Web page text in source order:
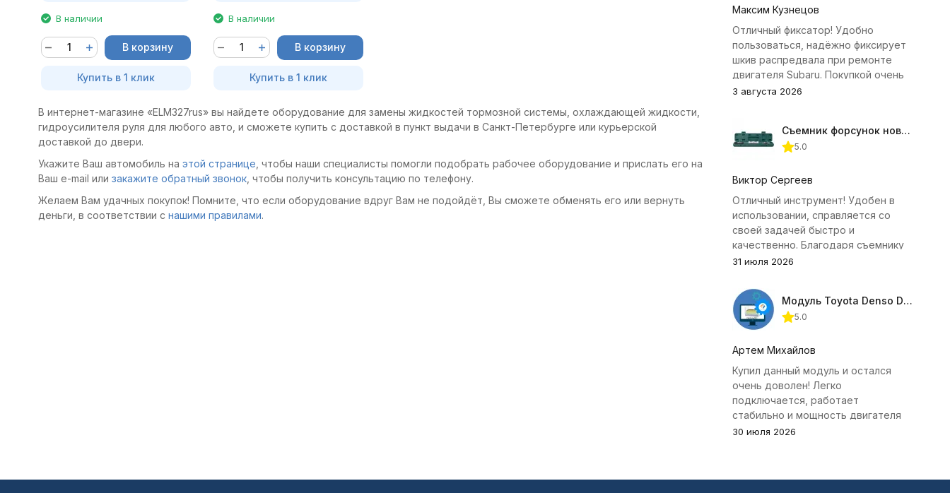
В наличии
В корзину
Купить в 1 клик
В наличии
В корзину
Купить в 1 клик
В интернет-магазине «ELM327rus» вы найдете оборудование для замены жидкостей тормозной системы, охлаждающей жидкости,
гидроусилителя руля для любого авто, и сможете купить с доставкой в пункт выдачи в Санкт-Петербурге или курьерской
доставкой до двери.
Укажите Ваш автомобиль на этой странице , чтобы наши специалисты помогли подобрать рабочее оборудование и прислать его на
Ваш e-mail или закажите обратный звонок, чтобы получить консультацию по телефону.
Желаем Вам удачных покупок! Помните, что если оборудование вдруг Вам не подойдёт, Вы сможете обменять его или вернуть
деньги, в соответствии с нашими правилами.
Максим Кузнецов
Отличный фиксатор! Удобно
пользоваться, надёжно фиксирует
шкив распредвала при ремонте
двигателя Subaru. Покупкой очень
доволен.
3 августа 2026
Съемник форсунок новых дизельных двигателей Jonnesway
5.0
Виктор Сергеев
Отличный инструмент! Удобен в
использовании, справляется со
своей задачей быстро и
качественно. Благодаря съемнику
удалось избежать лишних хлопот с
цилиндров.
31 июля 2026
Модуль Toyota Denso Diesel 2.8D для ChipTuningPRO
5.0
Артем Михайлов
Купил данный модуль и остался
очень доволен! Легко
подключается, работает
стабильно и мощность двигателя
заметно увеличилась. Рекомендую
30 июля 2026